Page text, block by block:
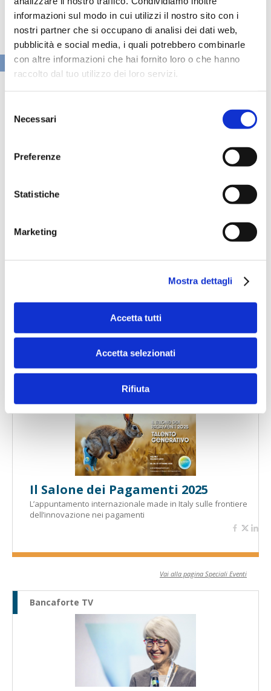
informazioni sul modo in cui utilizzi il nostro sito con i
nostri partner che si occupano di analisi dei dati web,
pubblicità e social media, i quali potrebbero combinarle
con altre informazioni che hai fornito loro o che hanno
raccolto dal tuo utilizzo dei loro servizi.
delNecessari
Preferenze
Statistiche
Marketing
Mostra dettagli
Accetta tutti
Accetta selezionati
Rifiuta
VAI ALLA SEZIONE BANCHE NEWS
Banche per l'inclusione
Il Salone dei Pagamenti 2025
L’appuntamento internazionale made in Italy sulle frontiere
dell’innovazione nei pagamenti
Vai alla pagina Speciali Eventi
Bancaforte TV